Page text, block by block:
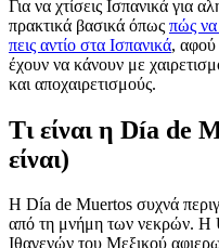
Για να χτίσεις Ισπανικά για
πρακτικά βασικά όπως πώς να
πεις αντίο στα Ισπανικά, αφού
έχουν να κάνουν με
και αποχαιρετισμούς.
Τι είναι η Día de
είναι)
Η Día de Muertos συχνά
από τη μνήμη των νεκρών. Η
Ιθαγενών του Μεξικού